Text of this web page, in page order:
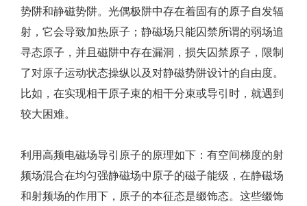
势阱和静磁势阱。光偶极阱中存在着固有的原子自发辐
射，它会导致加热原子；静磁场只能囚禁所谓的弱场追
寻态原子，并且磁阱中存在漏洞，损失囚禁原子，限制
了对原子运动状态操纵以及对静磁势阱设计的自由度。
比如，在实现相干原子束的相干分束或导引时，就遇到
较大困难。
利用高频电磁场导引原子的原理如下：有空间梯度的射
频场混合在均匀强静磁场中原子的磁子能级，在静磁场
和射频场的作用下，原子的本征态是缀饰态。这些缀饰